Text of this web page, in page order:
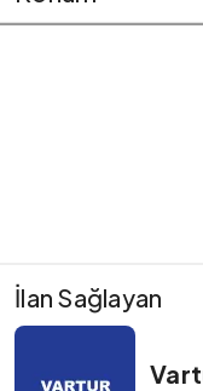
İlan Sağlayan